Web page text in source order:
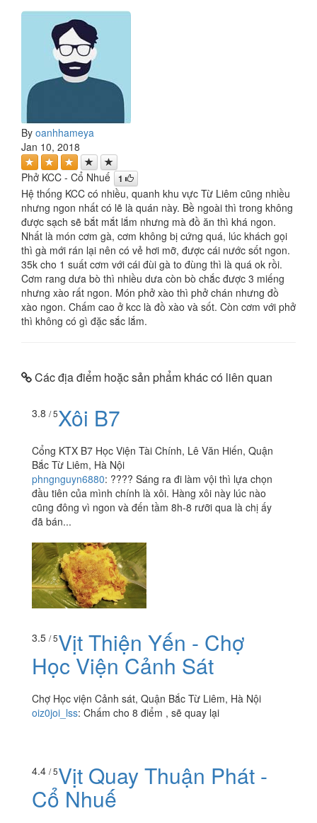
By oanhhameya
Jan 10, 2018
Phở KCC - Cổ Nhuế 1
Hệ thống KCC có nhiều, quanh khu vực Từ Liêm cũng nhiều
nhưng ngon nhất có lẽ là quán này. Bề ngoài thì trong không
được sạch sẽ bắt mắt lắm nhưng mà đồ ăn thì khá ngon.
Nhất là món cơm gà, cơm không bị cứng quá, lúc khách gọi
thì gà mới rán lại nên có vẻ hơi mỡ, được cái nước sốt ngon.
35k cho 1 suất cơm với cái đùi gà to đùng thì là quá ok rồi.
Cơm rang dưa bò thì nhiều dưa còn bò chắc được 3 miếng
nhưng xào rất ngon. Món phở xào thì phở chán nhưng đồ
xào ngon. Chấm cao ở kcc là đồ xào và sốt. Còn cơm với phở
thì không có gì đặc sắc lắm.
Các địa điểm hoặc sản phẩm khác có liên quan
3.8 / 5Xôi B7
Cổng KTX B7 Học Viện Tài Chính, Lê Văn Hiến, Quận
Bắc Từ Liêm, Hà Nội
phngnguyn6880: ???? Sáng ra đi làm vội thì lựa chọn
đầu tiên của mình chính là xôi. Hàng xôi này lúc nào
cũng đông vì ngon và đến tầm 8h-8 rưỡi qua là chị ấy
đã bán...
3.5 / 5Vịt Thiện Yến - Chợ
Học Viện Cảnh Sát
Chợ Học viện Cảnh sát, Quận Bắc Từ Liêm, Hà Nội
oiz0joi_lss: Chấm cho 8 điểm , sẽ quay lại
4.4 / 5Vịt Quay Thuận Phát -
Cổ Nhuế